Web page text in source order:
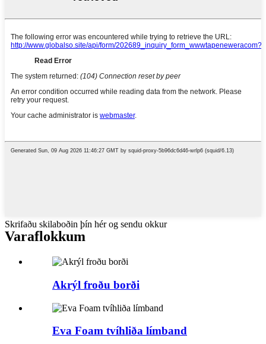
Skrifaðu skilaboðin þín hér og sendu okkur
Varaflokkum
Akrýl froðu borði
Eva Foam tvíhliða límband